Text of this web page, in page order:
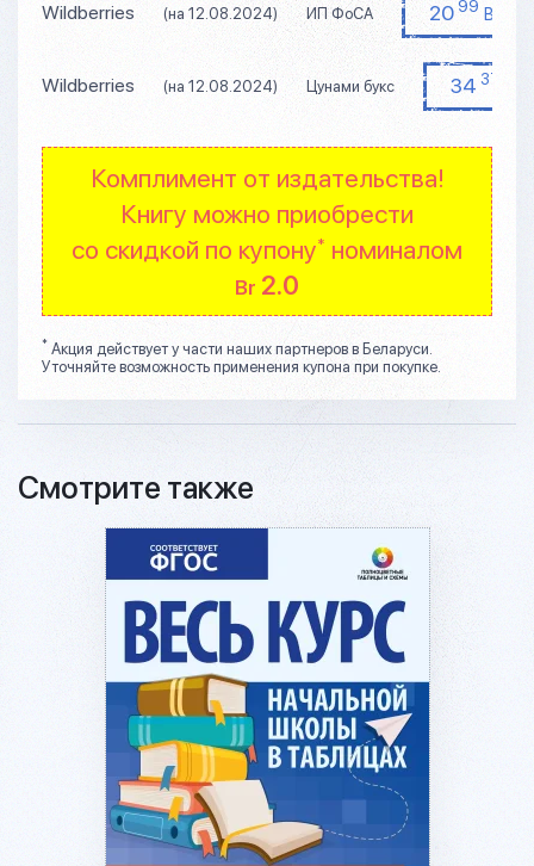
Wildberries (на 12.08.2024) ИП ФоСА 2099 BYN
Wildberries (на 12.08.2024) Цунами букс 34 37
Комплимент от издательства!
Книгу можно приобрести
со скидкой по купону* номиналом
Br 2.0
* Акция действует у части наших партнеров в Беларуси.
Уточняйте возможность применения купона при покупке.
Смотрите также
Подробнее...